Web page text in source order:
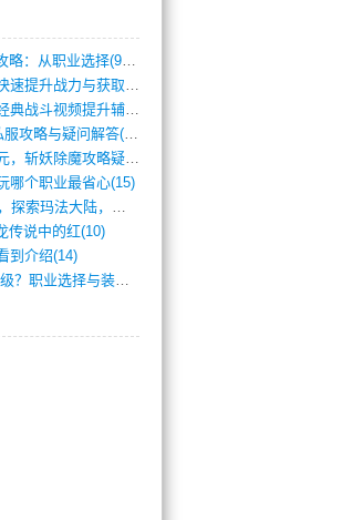
1.76传奇三端互通顶级攻略：从职业选择(972)
三端互通传奇新手如何快速提升战力与获取稀(379)
如何通过观看传奇玩家经典战斗视频提升辅助(661)
300元万元宝畅玩传奇私服攻略与疑问解答(828)
轻之幻想乡：纵横异次元，斩妖除魔攻略疑云(404)
哪个职业最省心(15)
传奇18周年：回归经典，探索玛法大陆，寻(798)
传说中的红(10)
到介绍(14)
SF传奇新手如何快速升级？职业选择与装备(711)